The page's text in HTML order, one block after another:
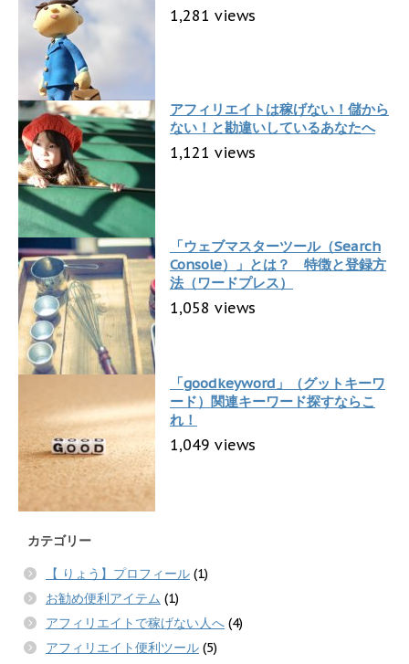
1,281 views
アフィリエイトは稼げない！儲から
ない！と勘違いしているあなたへ
1,121 views
「ウェブマスターツール（Search
Console）」とは？ 特徴と登録方
法（ワードプレス）
1,058 views
「goodkeyword」（グットキーワ
ード）関連キーワード探すならこ
れ！
1,049 views
カテゴリー
【 りょう】プロフィール (1)
お勧め便利アイテム (1)
アフィリエイトで稼げない人へ (4)
アフィリエイト便利ツール (5)